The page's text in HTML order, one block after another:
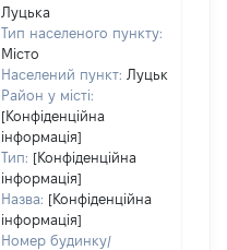
Луцька
Тип населеного пункту:
Місто
Населений пункт: Луцьк
Район у місті:
[Конфіденційна
інформація]
Тип: [Конфіденційна
інформація]
Назва: [Конфіденційна
інформація]
Номер будинку/